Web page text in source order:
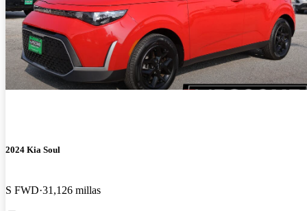
2024 Kia Soul
S FWD 31,126 millas